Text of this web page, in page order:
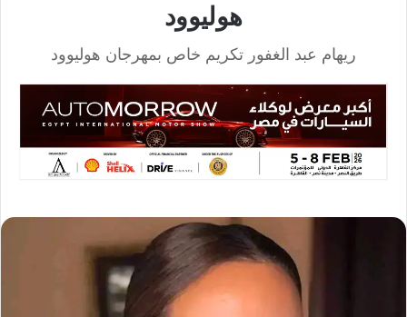
هوليوود
ريهام عبد الغفور تكريم خاص بمهرجان هوليوود